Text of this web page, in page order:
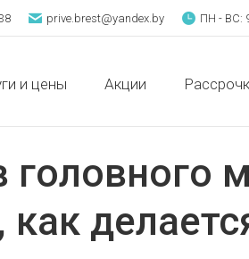
prive.brest@yandex.by ПН - ВС:
и цены Акции
головного
и цены Акции